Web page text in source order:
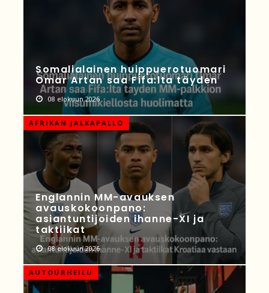
Somalialainen huippuerotuomari
Omar Artan saa Fifa:lta täyden
08 elokuun 2026
AFRIKAN JALKAPALLO
Englannin MM-avauksen
avauskokoonpano:
asiantuntijoiden ihanne-XI ja
taktiikat
08 elokuun 2026
AUTOURHEILU